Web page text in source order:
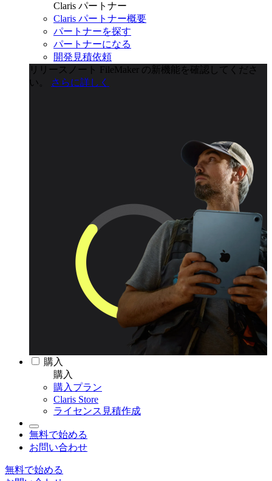
Claris パートナー
Claris パートナー概要
パートナーを探す
パートナーになる
開発見積依頼
リリースノート
FileMaker の新機能を確認してくださ
い。
さらに詳しく
購入
購入
購入プラン
Claris Store
ライセンス見積作成
無料で始める
お問い合わせ
無料で始める